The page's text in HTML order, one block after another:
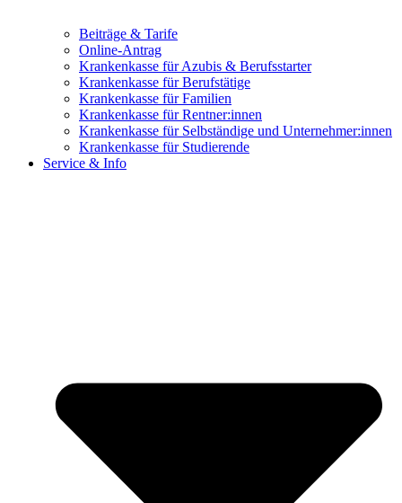
Beiträge & Tarife
Online-Antrag
Krankenkasse für Azubis & Berufsstarter
Krankenkasse für Berufstätige
Krankenkasse für Familien
Krankenkasse für Rentner:innen
Krankenkasse für Selbständige und Unternehmer:innen
Krankenkasse für Studierende
Service & Info